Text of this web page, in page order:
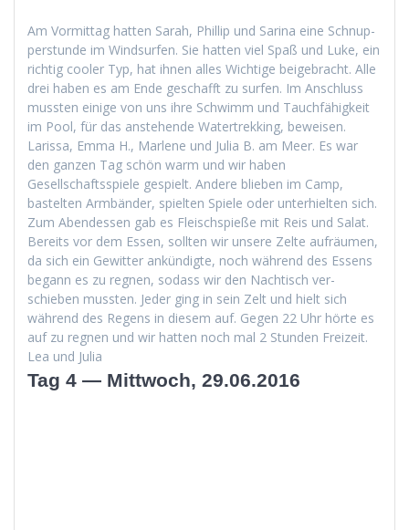
Am Vor­mit­tag hat­ten Sarah, Phillip und Sari­na eine Schnup­
per­stunde im Wind­sur­fen. Sie hat­ten viel Spaß und Luke, ein
richtig cool­er Typ, hat ihnen alles Wichtige beige­bracht. Alle
drei haben es am Ende geschafft zu sur­fen. Im Anschluss
mussten einige von uns ihre Schwimm und Tauch­fähigkeit
im Pool, für das anste­hende Watertrekking, beweisen.
Laris­sa, Emma H., Mar­lene und Julia B. am Meer. Es war
den ganzen Tag schön warm und wir haben
Gesellschaftsspiele gespielt. Andere blieben im Camp,
bastel­ten Arm­bän­der, spiel­ten Spiele oder unter­hiel­ten sich.
Zum Aben­dessen gab es Fleis­chspieße mit Reis und Salat.
Bere­its vor dem Essen, soll­ten wir unsere Zelte aufräu­men,
da sich ein Gewit­ter ankündigte, noch während des Essens
begann es zu reg­nen, sodass wir den Nachtisch ver­
schieben mussten. Jed­er ging in sein Zelt und hielt sich
während des Regens in diesem auf. Gegen 22 Uhr hörte es
auf zu reg­nen und wir hat­ten noch mal 2 Stun­den Freizeit.
Lea und Julia
Tag 4 — Mittwoch, 29.06.2016